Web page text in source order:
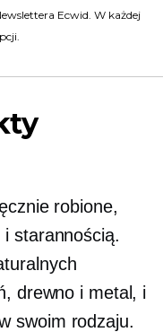
Ecwid. W każdej
robione,
starannością.
drewno i metal, i
swoim rodzaju.